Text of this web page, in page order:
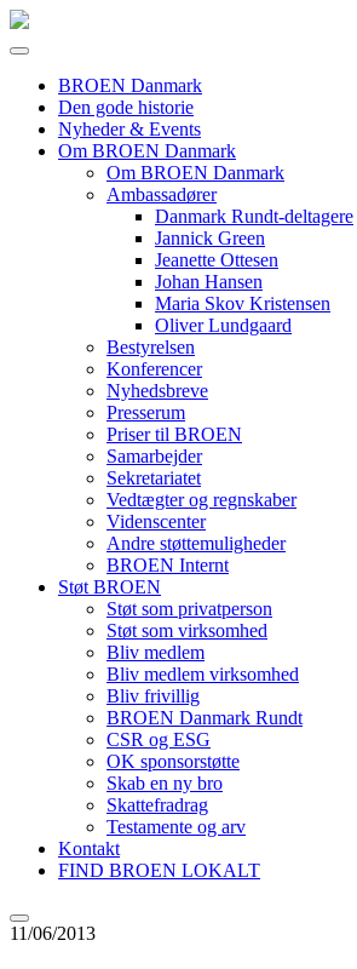
BROEN Danmark
Den gode historie
Nyheder & Events
Om BROEN Danmark
Om BROEN Danmark
Ambassadører
Danmark Rundt-deltagere
Jannick Green
Jeanette Ottesen
Johan Hansen
Maria Skov Kristensen
Oliver Lundgaard
Bestyrelsen
Konferencer
Nyhedsbreve
Presserum
Priser til BROEN
Samarbejder
Sekretariatet
Vedtægter og regnskaber
Videnscenter
Andre støttemuligheder
BROEN Internt
Støt BROEN
Støt som privatperson
Støt som virksomhed
Bliv medlem
Bliv medlem virksomhed
Bliv frivillig
BROEN Danmark Rundt
CSR og ESG
OK sponsorstøtte
Skab en ny bro
Skattefradrag
Testamente og arv
Kontakt
FIND BROEN LOKALT
11/06/2013